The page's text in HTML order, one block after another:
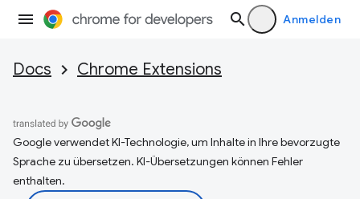
Anmelden
Docs Chrome Extensions
Google verwendet KI-Technologie, um Inhalte in Ihre bevorzugte
Sprache zu übersetzen. KI-Übersetzungen können Fehler
enthalten.